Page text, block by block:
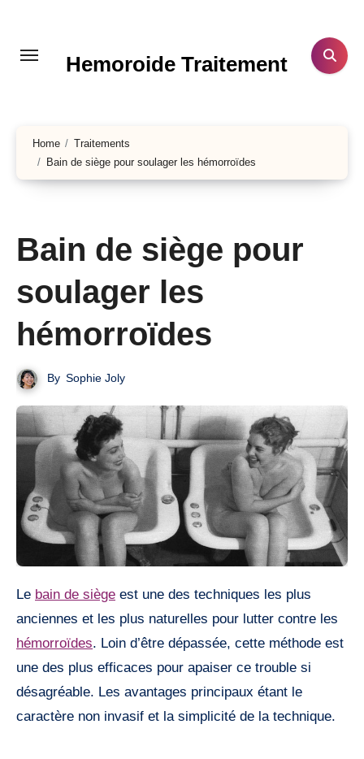
contenu
Hemoroide Traitement
Home
Traitements
Bain de siège pour soulager les hémorroïdes
Bain de siège pour
soulager les
hémorroïdes
By Sophie Joly
Le bain de siège est une des techniques les plus
anciennes et les plus naturelles pour lutter contre les
hémorroïdes. Loin d’être dépassée, cette méthode est
une des plus efficaces pour apaiser ce trouble si
désagréable. Les avantages principaux étant le
caractère non invasif et la simplicité de la technique.